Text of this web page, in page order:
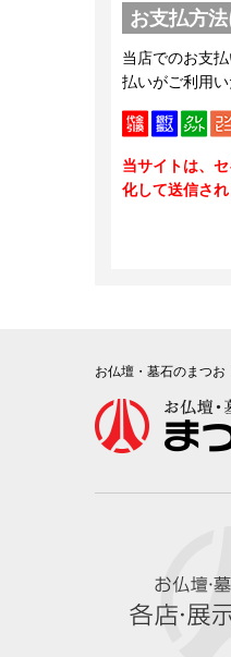
お支払方
当店でのお支
払いがご利用い
当サイトは、
化して送信され
お仏壇・墓石のまつ